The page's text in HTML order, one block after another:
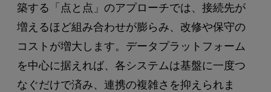
築する「点と点」のアプローチでは、接続先が
増えるほど組み合わせが膨らみ、改修や保守の
コストが増大します。データプラットフォーム
を中心に据えれば、各システムは基盤に一度つ
なぐだけで済み、連携の複雑さを抑えられま